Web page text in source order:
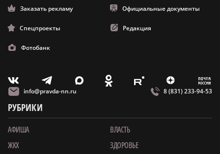
Заказать рекламу Официальные документы
Спецпроекты Редакция
Фотобанк
V T X O E Z m
info@pravda-nn.ru 8 (831) 233-94-53
РУБРИКИ
АФИША
ВЛАСТЬ
ЖКХ
ЗДОРОВЬЕ